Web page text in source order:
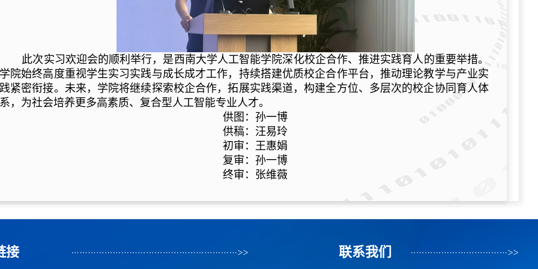
此次实习欢迎会的顺利举行，是西南大学人工智能学院深化校企合作、推进实践育人的重要举措。
学院始终高度重视学生实习实践与成长成才工作，持续搭建优质校企合作平台，推动理论教学与产业实
践紧密衔接。未来，学院将继续探索校企合作，拓展实践渠道，构建全方位、多层次的校企协同育人体
系，为社会培养更多高素质、复合型人工智能专业人才。
供图：孙一博
供稿：汪易玲
初审：王惠娟
复审：孙一博
终审：张维薇
接 联系我们